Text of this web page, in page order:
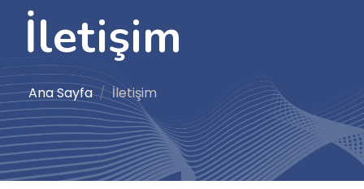
İletişim
Ana Sayfa İletişim